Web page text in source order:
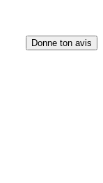
Donne ton avis